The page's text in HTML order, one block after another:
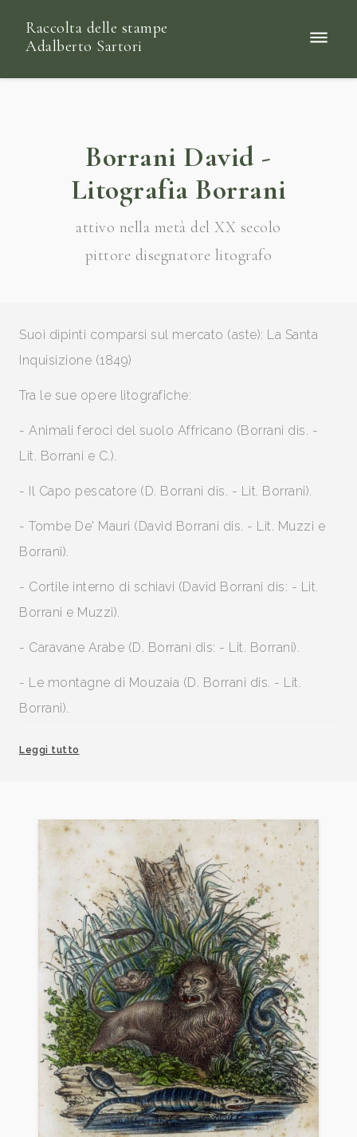
Raccolta delle stampe
Adalberto Sartori
Borrani David -
Litografia Borrani
attivo nella metà del XX secolo
pittore disegnatore litografo
Suoi dipinti comparsi sul mercato (aste): La Santa
Inquisizione (1849)
Tra le sue opere litografiche:
- Animali feroci del suolo Affricano (Borrani dis. -
Lit. Borrani e C.).
- Il Capo pescatore (D. Borrani dis. - Lit. Borrani).
- Tombe De' Mauri (David Borrani dis. - Lit. Muzzi e
Borrani).
- Cortile interno di schiavi (David Borrani dis: - Lit.
Borrani e Muzzi).
- Caravane Arabe (D. Borrani dis: - Lit. Borrani).
- Le montagne di Mouzaia (D. Borrani dis. - Lit.
Borrani).
- Bombardamento e entrata dell'Armata Francese
Leggi tutto